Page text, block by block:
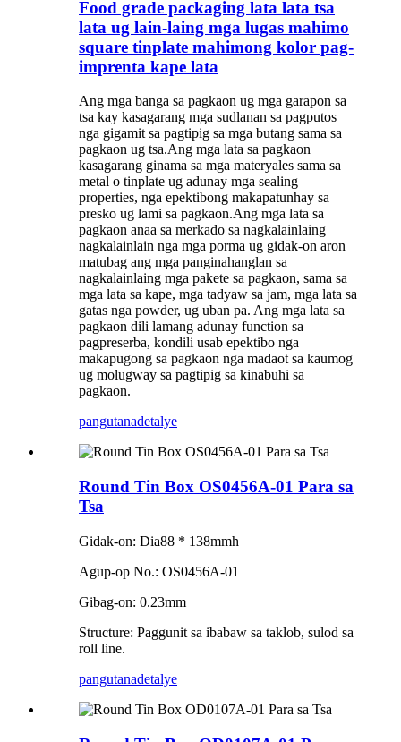
Food grade packaging lata lata tsa
lata ug lain-laing mga lugas mahimo
square tinplate mahimong kolor pag-
imprenta kape lata
Ang mga banga sa pagkaon ug mga garapon sa
tsa kay kasagarang mga sudlanan sa pagputos
nga gigamit sa pagtipig sa mga butang sama sa
pagkaon ug tsa.Ang mga lata sa pagkaon
kasagarang ginama sa mga materyales sama sa
metal o tinplate ug adunay mga sealing
properties, nga epektibong makapatunhay sa
presko ug lami sa pagkaon.Ang mga lata sa
pagkaon anaa sa merkado sa nagkalainlaing
nagkalainlain nga mga porma ug gidak-on aron
matubag ang mga panginahanglan sa
nagkalainlaing mga pakete sa pagkaon, sama sa
mga lata sa kape, mga tadyaw sa jam, mga lata sa
gatas nga powder, ug uban pa. Ang mga lata sa
pagkaon dili lamang adunay function sa
pagpreserba, kondili usab epektibo nga
makapugong sa pagkaon nga madaot sa kaumog
ug molugway sa pagtipig sa kinabuhi sa
pagkaon.
pangutanadetalye
Round Tin Box OS0456A-01 Para sa
Tsa
Gidak-on: Dia88 * 138mmh
Agup-op No.: OS0456A-01
Gibag-on: 0.23mm
Structure: Paggunit sa ibabaw sa taklob, sulod sa
roll line.
pangutanadetalye